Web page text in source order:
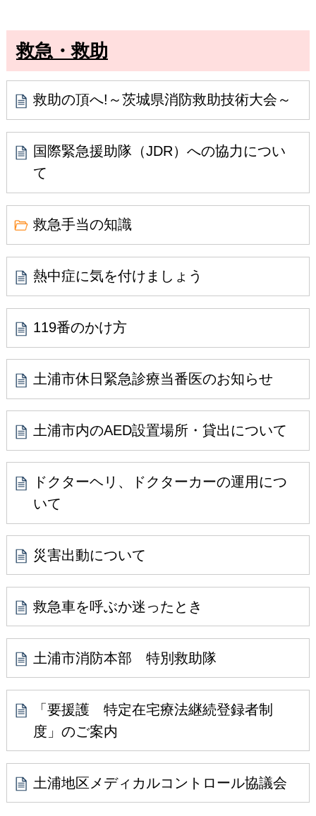
救急・救助
救助の頂へ!～茨城県消防救助技術大会～
国際緊急援助隊（JDR）への協力につい
て
救急手当の知識
熱中症に気を付けましょう
119番のかけ方
土浦市休日緊急診療当番医のお知らせ
土浦市内のAED設置場所・貸出について
ドクターヘリ、ドクターカーの運用につ
いて
災害出動について
救急車を呼ぶか迷ったとき
土浦市消防本部 特別救助隊
「要援護 特定在宅療法継続登録者制
度」のご案内
土浦地区メディカルコントロール協議会